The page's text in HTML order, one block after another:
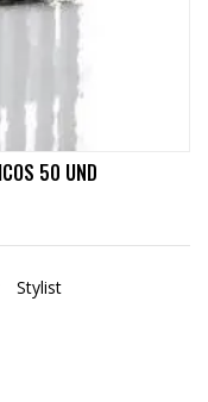
50 UND
Stylist